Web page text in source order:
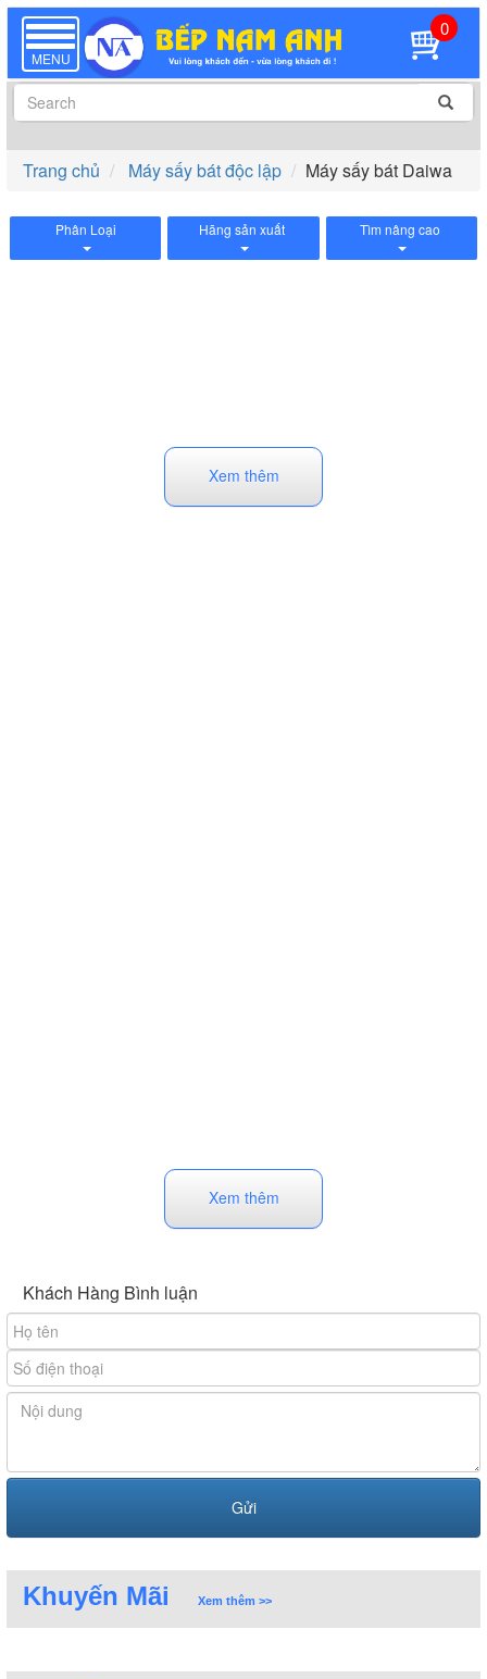
TOGGLE
NAVIGATION
MENU
0
Trang chủ Máy sấy bát độc lập Máy sấy bát Daiwa
Phân Loại Hãng sản xuất Tìm nâng cao
Xem thêm
Xem thêm
Khách Hàng Bình luận
Khuyến Mãi Xem thêm >>